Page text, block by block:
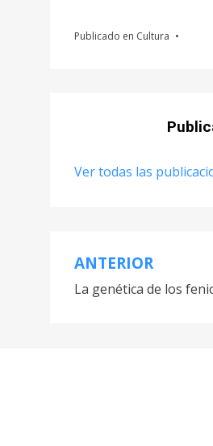
Publicado en Cultura
Ver todas las
Navegación
de
ANTERIOR
La genética de los